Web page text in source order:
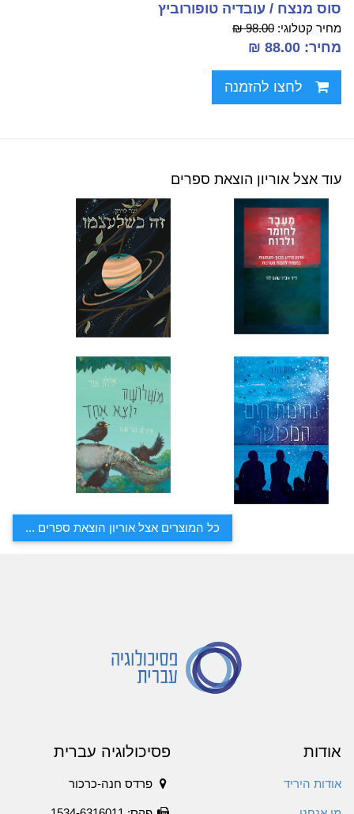
סוס מנצח / עובדיה טופורוביץ
מחיר קטלוגי: 98.00 ₪
מחיר: 88.00 ₪
לחצו להזמנה
עוד אצל אוריון הוצאת ספרים
כל המוצרים אצל אוריון הוצאת ספרים ...
אודות
אודות היריד
פסיכולוגיה עברית
פרדס חנה-כרכור